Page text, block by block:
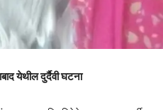
येथील दुर्दैवी घटना